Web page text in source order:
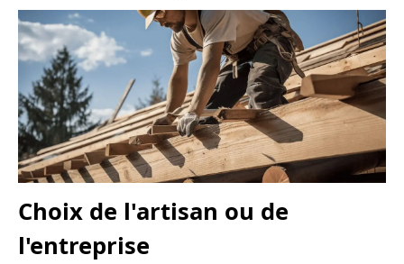
Choix de l'artisan ou de
l'entreprise